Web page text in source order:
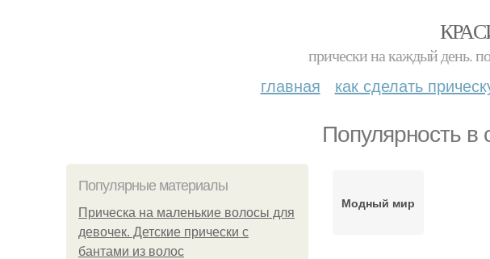
прически на каждый день.
главная как сделать
Популярность
Популярные материалы
Прическа на маленькие волосы для
девочек. Детские прически с
бантами из волос
Модный мир